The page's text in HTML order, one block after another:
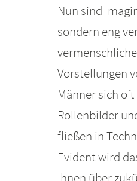
Nun sind
sondern eng
Vorstellungen
Männer sich
Rollenbilder
fließen in
Evident wird